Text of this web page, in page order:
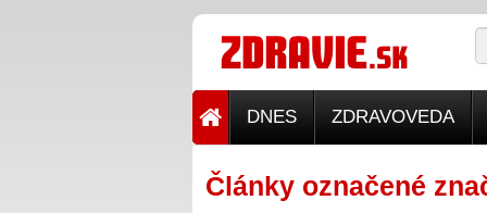
DNES ZDRAVOVEDA
Články označené